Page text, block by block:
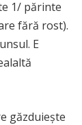
1/ părinte
fără rost).
E
găzduiește